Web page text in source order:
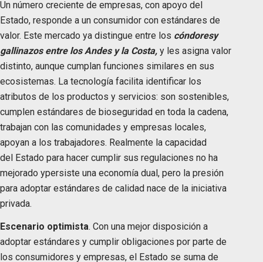
Un número creciente de empresas, con apoyo del
Estado, responde a un consumidor con estándares de
valor. Este mercado ya distingue entre los cóndoresy
gallinazos entre los Andes y la Costa, y les asigna valor
distinto, aunque cumplan funciones similares en sus
ecosistemas. La tecnología facilita identificar los
atributos de los productos y servicios: son sostenibles,
cumplen estándares de bioseguridad en toda la cadena,
trabajan con las comunidades y empresas locales,
apoyan a los trabajadores. Realmente la capacidad
del Estado para hacer cumplir sus regulaciones no ha
mejorado ypersiste una economía dual, pero la presión
para adoptar estándares de calidad nace de la iniciativa
privada.
Escenario optimista. Con una mejor disposición a
adoptar estándares y cumplir obligaciones por parte de
los consumidores y empresas, el Estado se suma de